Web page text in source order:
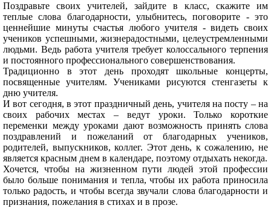
Поздравьте своих учителей, зайдите в класс, скажите им
теплые слова благодарности, улыбнитесь, поговорите - это
ценнейшие минуты счастья любого учителя - видеть своих
учеников успешными, жизнерадостными, целеустремленными
людьми. Ведь работа учителя требует колоссального терпения
и постоянного профессионального совершенствования.
Традиционно в этот день проходят школьные концерты,
посвященные учителям. Учениками рисуются стенгазеты к
дню учителя.
И вот сегодня, в этот праздничный день, учителя на посту – на
своих рабочих местах – ведут уроки. Только короткие
переменки между уроками дают возможность принять слова
поздравлений и пожеланий от благодарных учеников,
родителей, выпускников, коллег. Этот день, к сожалению, не
является красным днем в календаре, поэтому отдыхать некогда.
Хочется, чтобы на жизненном пути людей этой профессии
было больше понимания и тепла, чтобы их работа приносила
только радость, и чтобы всегда звучали слова благодарности и
признания, пожелания в стихах и в прозе.